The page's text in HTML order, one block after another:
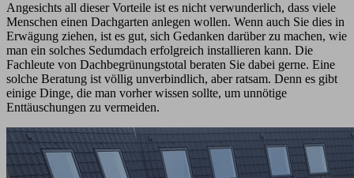
Angesichts all dieser Vorteile ist es nicht verwunderlich, dass viele
Menschen einen Dachgarten anlegen wollen. Wenn auch Sie dies in
Erwägung ziehen, ist es gut, sich Gedanken darüber zu machen, wie
man ein solches Sedumdach erfolgreich installieren kann. Die
Fachleute von Dachbegrünungstotal beraten Sie dabei gerne. Eine
solche Beratung ist völlig unverbindlich, aber ratsam. Denn es gibt
einige Dinge, die man vorher wissen sollte, um unnötige
Enttäuschungen zu vermeiden.